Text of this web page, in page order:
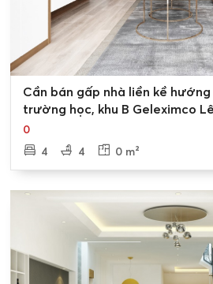
Cần bán gấp nhà liền kề hướng
trường học, khu B Geleximco
0
4
4 0 m²